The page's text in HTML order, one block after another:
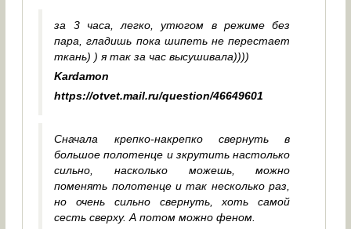
за 3 часа, легко, утюгом в режиме без
пара, гладишь пока шипеть не перестает
ткань) ) я так за час высушивала))))
Kardamon
https://otvet.mail.ru/question/46649601
Сначала крепко-накрепко свернуть в
большое полотенце и зкрутить настолько
сильно, насколько можешь, можно
поменять полотенце и так несколько раз,
но очень сильно свернуть, хоть самой
сесть сверху. А потом можно феном.